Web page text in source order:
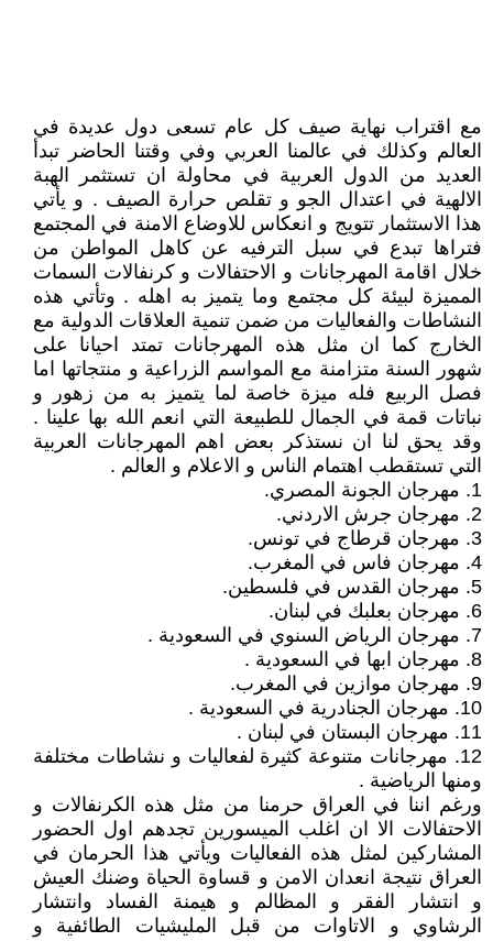
مع اقتراب نهاية صيف كل عام تسعى دول عديدة في
العالم وكذلك في عالمنا العربي وفي وقتنا الحاضر تبدأ
العديد من الدول العربية في محاولة ان تستثمر الهبة
الالهية في اعتدال الجو و تقلص حرارة الصيف . و يأتي
هذا الاستثمار تتويج و انعكاس للاوضاع الامنة في المجتمع
فتراها تبدع في سبل الترفيه عن كاهل المواطن من
خلال اقامة المهرجانات و الاحتفالات و كرنفالات السمات
المميزة لبيئة كل مجتمع وما يتميز به اهله . وتأتي هذه
النشاطات والفعاليات من ضمن تنمية العلاقات الدولية مع
الخارج كما ان مثل هذه المهرجانات تمتد احيانا على
شهور السنة متزامنة مع المواسم الزراعية و منتجاتها اما
فصل الربيع فله ميزة خاصة لما يتميز به من زهور و
نباتات قمة في الجمال للطبيعة التي انعم الله بها علينا .
وقد يحق لنا ان نستذكر بعض اهم المهرجانات العربية
التي تستقطب اهتمام الناس و الاعلام و العالم .
1. مهرجان الجونة المصري.
2. مهرجان جرش الاردني.
3. مهرجان قرطاج في تونس.
4. مهرجان فاس في المغرب.
5. مهرجان القدس في فلسطين.
6. مهرجان بعلبك في لبنان.
7. مهرجان الرياض السنوي في السعودية .
8. مهرجان ابها في السعودية .
9. مهرجان موازين في المغرب.
10. مهرجان الجنادرية في السعودية .
11. مهرجان البستان في لبنان .
12. مهرجانات متنوعة كثيرة لفعاليات و نشاطات مختلفة
ومنها الرياضية .
ورغم اننا في العراق حرمنا من مثل هذه الكرنفالات و
الاحتفالات الا ان اغلب الميسورين تجدهم اول الحضور
المشاركين لمثل هذه الفعاليات ويأتي هذا الحرمان في
العراق نتيجة انعدان الامن و قساوة الحياة وضنك العيش
و انتشار الفقر و المظالم و هيمنة الفساد وانتشار
الرشاوي و الاتاوات من قبل المليشيات الطائفية و